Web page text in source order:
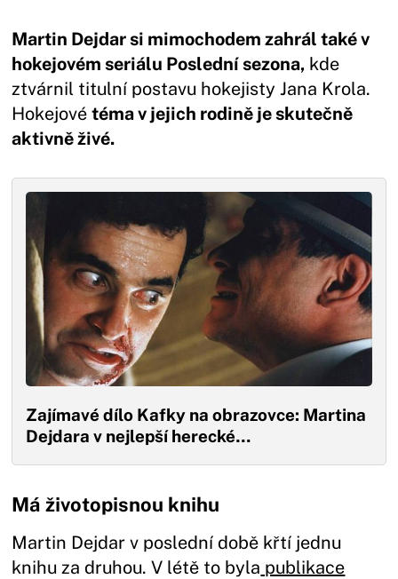
Martin Dejdar si mimochodem zahrál také v
hokejovém seriálu Poslední sezona, kde
ztvárnil titulní postavu hokejisty Jana Krola.
Hokejovétéma v jejich rodině je skutečně
aktivně živé.
Zajímavé dílo Kafky na obrazovce: Martina
Dejdara v nejlepší herecké…
Má životopisnou knihu
Martin Dejdar v poslední době křtí jednu
knihu za druhou. V létě to byla publikace